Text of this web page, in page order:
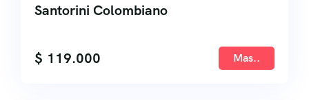
Santorini Colombiano
$ 119.000 Mas..